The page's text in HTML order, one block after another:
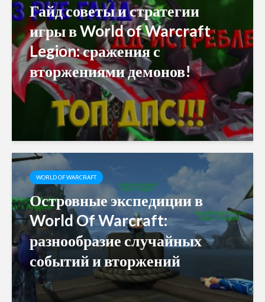
Гайд советы и стратегии
игры в World of Warcraft
Legion: сражения с
вторжениями демонов!
WORLD OF WARCRAFT
Островные экспедиции в
World Of Warcraft:
разнообразие случайных
событий и вторжений